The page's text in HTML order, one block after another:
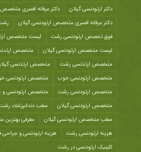
دکتر ارتودنسی گیلان
دکتر عرفانه افسری متخصص
دکتر عرفانه افسری متخصص ارتودنسی گیلان
فوق تخصص ارتودنسی رشت
لیست متخصص
لیست متخصص ارتودنسی گیلان
متخصص
متخصص ارتدنسی رشت
متخصص ارتدنسی
متخصص ارتودنسی خوب
متخصص ارتودنسی
متخصص ارتودنسی رشت
متخصص ارتودنسی
متخصص ارتودنسی گیلان
مطب دندانپزشك
مطب متخصص ارتودنسی گیلان
معرفی بهترین
هزينه ارتودنسی رشت
هزینه ارتودنسی و
کلینیک ارتودنسی در رشت